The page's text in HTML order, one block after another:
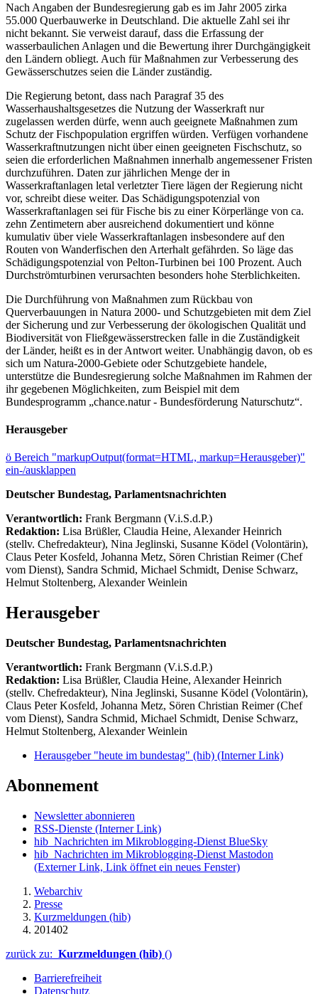
Nach Angaben der Bundesregierung gab es im Jahr 2005 zirka
55.000 Querbauwerke in Deutschland. Die aktuelle Zahl sei ihr
nicht bekannt. Sie verweist darauf, dass die Erfassung der
wasserbaulichen Anlagen und die Bewertung ihrer Durchgängigkeit
den Ländern obliegt. Auch für Maßnahmen zur Verbesserung des
Gewässerschutzes seien die Länder zuständig.
Die Regierung betont, dass nach Paragraf 35 des
Wasserhaushaltsgesetzes die Nutzung der Wasserkraft nur
zugelassen werden dürfe, wenn auch geeignete Maßnahmen zum
Schutz der Fischpopulation ergriffen würden. Verfügen vorhandene
Wasserkraftnutzungen nicht über einen geeigneten Fischschutz, so
seien die erforderlichen Maßnahmen innerhalb angemessener Fristen
durchzuführen. Daten zur jährlichen Menge der in
Wasserkraftanlagen letal verletzter Tiere lägen der Regierung nicht
vor, schreibt diese weiter. Das Schädigungspotenzial von
Wasserkraftanlagen sei für Fische bis zu einer Körperlänge von ca.
zehn Zentimetern aber ausreichend dokumentiert und könne
kumulativ über viele Wasserkraftanlagen insbesondere auf den
Routen von Wanderfischen den Arterhalt gefährden. So läge das
Schädigungspotenzial von Pelton-Turbinen bei 100 Prozent. Auch
Durchströmturbinen verursachten besonders hohe Sterblichkeiten.
Die Durchführung von Maßnahmen zum Rückbau von
Querverbauungen in Natura 2000- und Schutzgebieten mit dem Ziel
der Sicherung und zur Verbesserung der ökologischen Qualität und
Biodiversität von Fließgewässerstrecken falle in die Zuständigkeit
der Länder, heißt es in der Antwort weiter. Unabhängig davon, ob es
sich um Natura-2000-Gebiete oder Schutzgebiete handele,
unterstütze die Bundesregierung solche Maßnahmen im Rahmen der
ihr gegebenen Möglichkeiten, zum Beispiel mit dem
Bundesprogramm „chance.natur - Bundesförderung Naturschutz“.
Herausgeber
ö Bereich "markupOutput(format=HTML, markup=Herausgeber)"
ein-/ausklappen
Deutscher Bundestag, Parlamentsnachrichten
Verantwortlich: Frank Bergmann (V.i.S.d.P.)
Redaktion: Lisa Brüßler, Claudia Heine, Alexander Heinrich
(stellv. Chefredakteur), Nina Jeglinski, Susanne Ködel (Volontärin),
Claus Peter Kosfeld, Johanna Metz, Sören Christian Reimer (Chef
vom Dienst), Sandra Schmid, Michael Schmidt, Denise Schwarz,
Helmut Stoltenberg, Alexander Weinlein
Herausgeber
Deutscher Bundestag, Parlamentsnachrichten
Verantwortlich: Frank Bergmann (V.i.S.d.P.)
Redaktion: Lisa Brüßler, Claudia Heine, Alexander Heinrich
(stellv. Chefredakteur), Nina Jeglinski, Susanne Ködel (Volontärin),
Claus Peter Kosfeld, Johanna Metz, Sören Christian Reimer (Chef
vom Dienst), Sandra Schmid, Michael Schmidt, Denise Schwarz,
Helmut Stoltenberg, Alexander Weinlein
Herausgeber "heute im bundestag" (hib) (Interner Link)
Abonnement
Newsletter abonnieren
RSS-Dienste (Interner Link)
hib_Nachrichten im Mikroblogging-Dienst BlueSky
hib_Nachrichten im Mikroblogging-Dienst Mastodon
(Externer Link, Link öffnet ein neues Fenster)
Webarchiv
Presse
Kurzmeldungen (hib)
201402
zurück zu: Kurzmeldungen (hib) ()
Barrierefreiheit
Datenschutz